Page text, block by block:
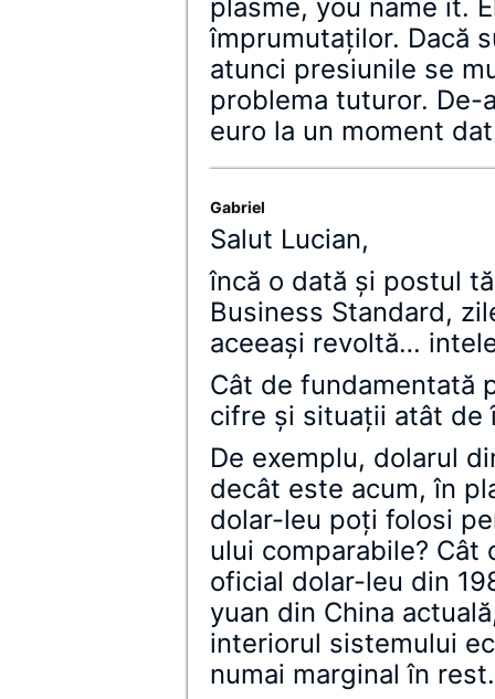
plasme, you name it.
împrumutaţilor. Dacă
atunci presiunile se
problema tuturor. De-
euro la un moment
Gabriel
Salut Lucian,
încă o dată şi postul
Business Standard,
aceeaşi revoltă…
Cât de fundamentată
cifre şi situaţii atât de
De exemplu, dolarul
decât este acum, în
dolar-leu poţi folosi
ului comparabile?
oficial dolar-leu din
yuan din China
interiorul sistemului
numai marginal în